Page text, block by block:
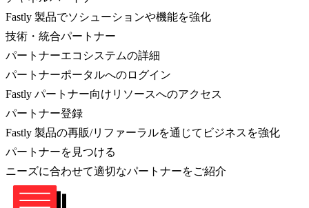
Fastly 製品でソシューションや機能を強化
技術・統合パートナー
パートナーエコシステムの詳細
パートナーポータルへのログイン
Fastly パートナー向けリソースへのアクセス
パートナー登録
Fastly 製品の再販/リファーラルを通じてビジネスを強化
パートナーを見つける
ニーズに合わせて適切なパートナーをご紹介